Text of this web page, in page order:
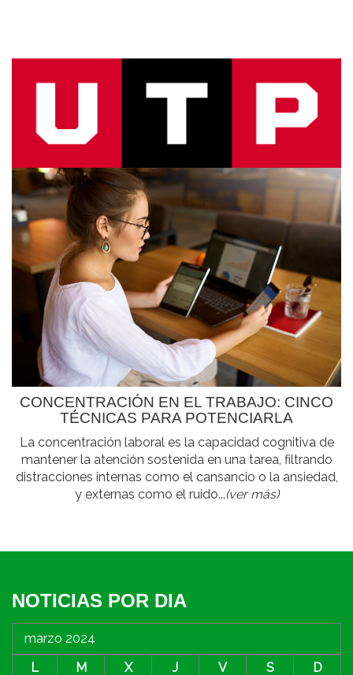
CONCENTRACIÓN EN EL TRABAJO: CINCO
TÉCNICAS PARA POTENCIARLA
La concentración laboral es la capacidad cognitiva de
mantener la atención sostenida en una tarea, filtrando
distracciones internas como el cansancio o la ansiedad,
y externas como el ruido...(ver más)
NOTICIAS POR DIA
marzo 2024
L
M X J V S
D